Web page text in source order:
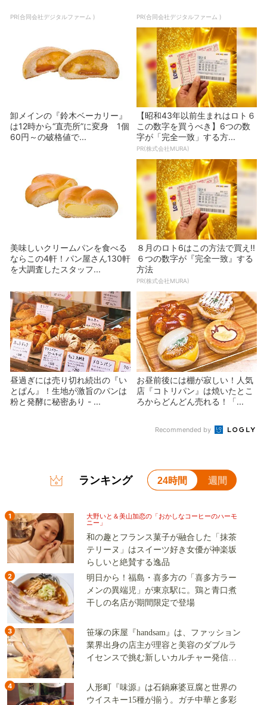
PR(合同会社デジタルファーム ) PR(合同会社デジタルファーム )
卸メインの『鈴木ベーカリー』
は12時から“直売所”に変身 1個
60円～の破格値で...
【昭和43年以前生まれはロト６
この数字を買うべき】6つの数
字が「完全一致」する方...
PR(株式会社MURA)
美味しいクリームパンを食べる
ならこの4軒！パン屋さん130軒
を大調査したスタッフ...
８月のロト6はこの方法で買え!!
６つの数字が『完全一致』する
方法
PR(株式会社MURA)
昼過ぎには売り切れ続出の『い
とぱん』！生地が激旨のパンは
粉と発酵に秘密あり - ...
お昼前後には棚が寂しい！人気
店『コトリパン』は焼いたとこ
ろからどんどん売れる！「...
Recommended by
ランキング 24時間 週間
1
大野いと＆美山加恋の「おかしなコーヒーのハーモ
ニー」
和の趣とフランス菓子が融合した「抹茶
テリーヌ」はスイーツ好き女優が神楽坂
らしいと絶賛する逸品
2
明日から！福島・喜多方の「喜多方ラー
メンの異端児」が東京駅に。鶏と青口煮
干しの名店が期間限定で登場
3
笹塚の床屋『handsam』は、ファッション
業界出身の店主が理容と美容のダブルラ
イセンスで挑む新しいカルチャー発信基
4
人形町『味源』は石鍋麻婆豆腐と世界の
ウイスキー15種が揃う。ガチ中華と多彩